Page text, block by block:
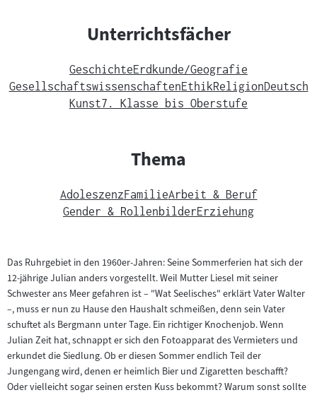
Unterrichtsfächer
GeschichteErdkunde/Geografie
GesellschaftswissenschaftenEthikReligionDeutsch
Kunst7. Klasse bis Oberstufe
Thema
AdoleszenzFamilieArbeit & Beruf
Gender & RollenbilderErziehung
Das Ruhrgebiet in den 1960er-Jahren: Seine Sommerferien hat sich der
12-jährige Julian anders vorgestellt. Weil Mutter Liesel mit seiner
Schwester ans Meer gefahren ist – "Wat Seelisches" erklärt Vater Walter
–, muss er nun zu Hause den Haushalt schmeißen, denn sein Vater
schuftet als Bergmann unter Tage. Ein richtiger Knochenjob. Wenn
Julian Zeit hat, schnappt er sich den Fotoapparat des Vermieters und
erkundet die Siedlung. Ob er diesen Sommer endlich Teil der
Jungengang wird, denen er heimlich Bier und Zigaretten beschafft?
Oder vielleicht sogar seinen ersten Kuss bekommt? Warum sonst sollte